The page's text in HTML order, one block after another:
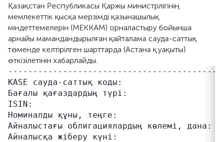
Қазақстан Республикасы Қаржы министрлігінің
мемлекеттік қысқа мерзімді қазынашылық
міндеттемелерін (МЕККАМ) орналастыру бойынша
арнайы мамандандырылған қайталама сауда-саттық
төменде келтірілген шарттарда (Астана қ.уақыты)
өткізілетінін хабарлайды.
KASE сауда-саттық коды:
Бағалы қағаздардың түрі:
ISIN:
Номиналды құны, теңге:
Айналыстағы облигациялардың көлемі,
Айналысқа жіберу күні: